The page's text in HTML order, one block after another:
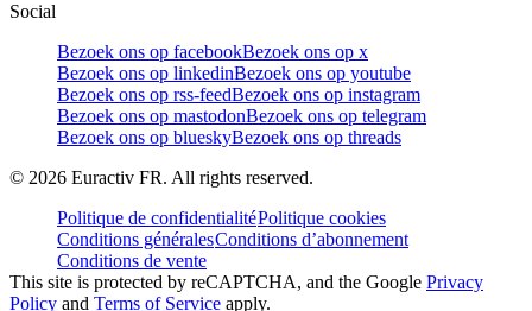
Social
Bezoek ons op facebookBezoek ons op x
Bezoek ons op linkedinBezoek ons op youtube
Bezoek ons op rss-feedBezoek ons op instagram
Bezoek ons op mastodonBezoek ons op telegram
Bezoek ons op blueskyBezoek ons op threads
© 2026 Euractiv FR. All rights reserved.
Politique de confidentialitéPolitique cookies
Conditions généralesConditions d’abonnement
Conditions de vente
This site is protected by reCAPTCHA, and the Google Privacy
Policy and Terms of Service apply.